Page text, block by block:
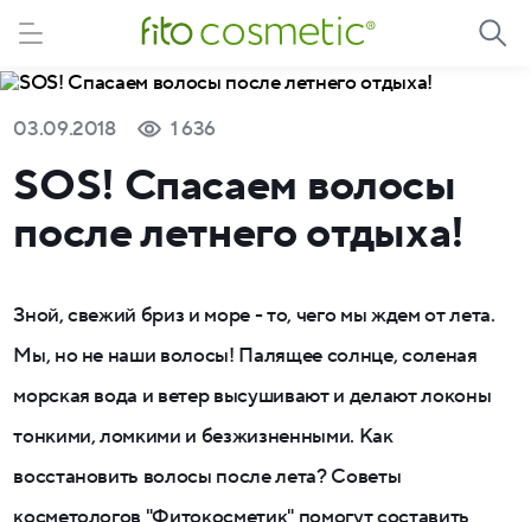
03.09.2018 1 636
SOS! Спасаем волосы
после летнего отдыха!
Зной, свежий бриз и море - то, чего мы ждем от лета.
Мы, но не наши волосы! Палящее солнце, соленая
морская вода и ветер высушивают и делают локоны
тонкими, ломкими и безжизненными. Как
восстановить волосы после лета? Советы